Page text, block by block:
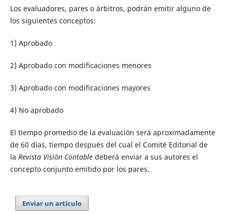
Los evaluadores, pares o árbitros, podrán emitir alguno de
los siguientes conceptos:
1) Aprobado
2) Aprobado con modificaciones menores
3) Aprobado con modificaciones mayores
4) No aprobado
El tiempo promedio de la evaluación será aproximadamente
de 60 días, tiempo después del cual el Comité Editorial de
la Revista Visión Contabledeberá enviar a sus autores el
concepto conjunto emitido por los pares.
Enviar un artículo